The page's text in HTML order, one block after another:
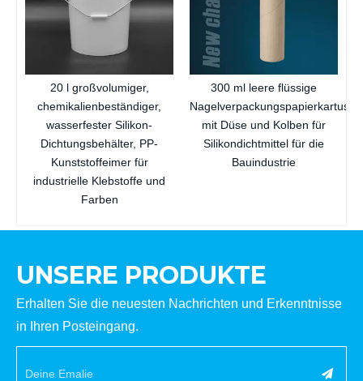
20 l großvolumiger,
chemikalienbeständiger,
wasserfester Silikon-
Dichtungsbehälter, PP-
Kunststoffeimer für
industrielle Klebstoffe und
Farben
300 ml leere flüssige
mit Düse und Kolben für
Silikondichtmittel für die
Bauindustrie
UNSERE PRODUKTE
Erhalten Sie die neuesten Nachrichten und Erkenntnisse
in Ihren Posteingang.